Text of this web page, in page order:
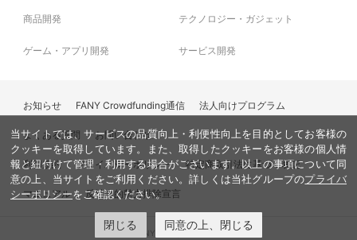
本来、めちゃくちゃ自慢したいことです。
しかし、やはり岩手の県民性からなのか自慢する人はほとんどいません。
その結果、日本酒を飲んだことがないという20代の若者が増えているとい
う話を岩手県酒造組合さんから伺いました。
商品開発 テクノロジー・ガジェット
ゲーム・アプリ開発 サービス開発
お知らせ FANY Crowdfunding通信 法人向けプログラム
よくある質問 お問い合わせ
利用規約 プライバシーポリシー 特定商取引法に基づく表記
マニュアル 反社会的勢力排除宣言
© FANY, All Rights Reserved.
当サイトでは、サービスの品質向上・利便性向上を目的としてお客様の
クッキーを取得しています。また、取得したクッキーをお客様の個人情
報と紐付けて管理・利用する場合がございます。以上の事項について同
意の上、当サイトをご利用ください。詳しくは当社グループのプライバ
シーポリシーをご確認ください。
閉じる 同意の上、閉じる